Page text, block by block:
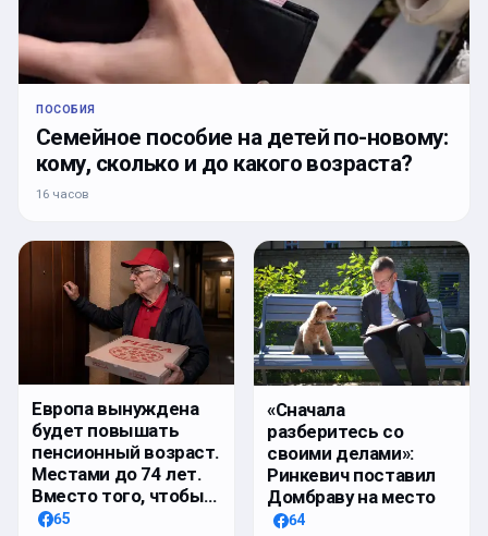
ПОСОБИЯ
Семейное пособие на детей по-новому:
кому, сколько и до какого возраста?
16 часов
Европа вынуждена
будет повышать
пенсионный возраст.
Местами до 74 лет.
Вместо того, чтобы…
65
«Сначала
разберитесь со
своими делами»:
Ринкевич поставил
Домбраву на место
64